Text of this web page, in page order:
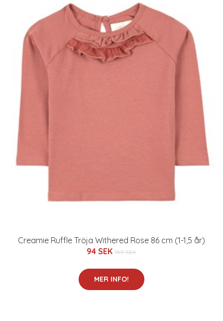
Creamie Ruffle Tröja Withered Rose 86 cm (1-1,5 år)
94 SEK 189 SEK
MER INFO!